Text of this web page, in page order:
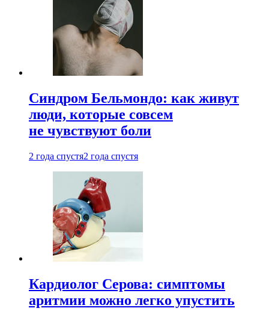
Синдром Бельмондо: как живут
люди, которые совсем
не чувствуют боли
2 года спустя2 года спустя
Кардиолог Серова: симптомы
аритмии можно легко упустить